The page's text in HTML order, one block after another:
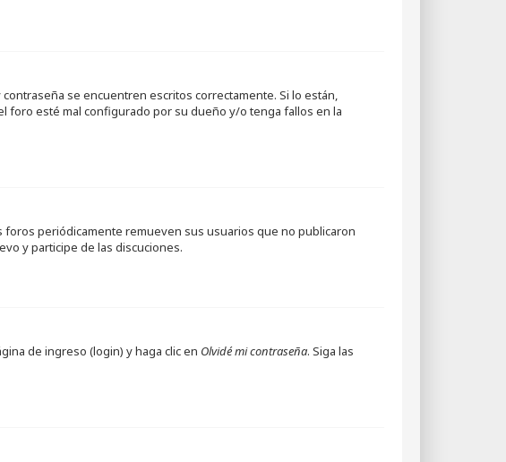
se encuentren escritos correctamente. Si lo están,
foro esté mal configurado por su dueño y/o tenga fallos en la
foros periódicamente remueven sus usuarios que no publicaron
y participe de las discuciones.
de ingreso (login) y haga clic en Olvidé mi contraseña. Siga las